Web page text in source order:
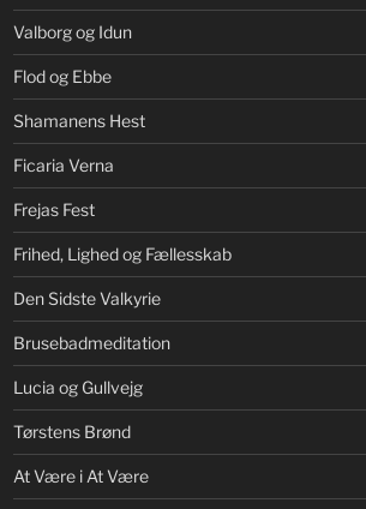
Valborg og Idun
Flod og Ebbe
Shamanens Hest
Ficaria Verna
Frejas Fest
Frihed, Lighed og Fællesskab
Den Sidste Valkyrie
Brusebadmeditation
Lucia og Gullvejg
Tørstens Brønd
At Være i At Være